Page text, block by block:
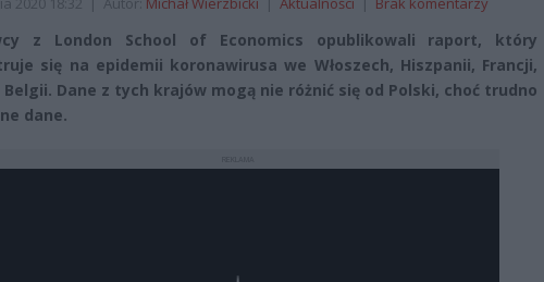
z London School of Economics opublikowali raport, który
się na epidemii koronawirusa we Włoszech, Hiszpanii, Francji,
Dane z tych krajów mogą nie różnić się od Polski, choć trudno
dane.